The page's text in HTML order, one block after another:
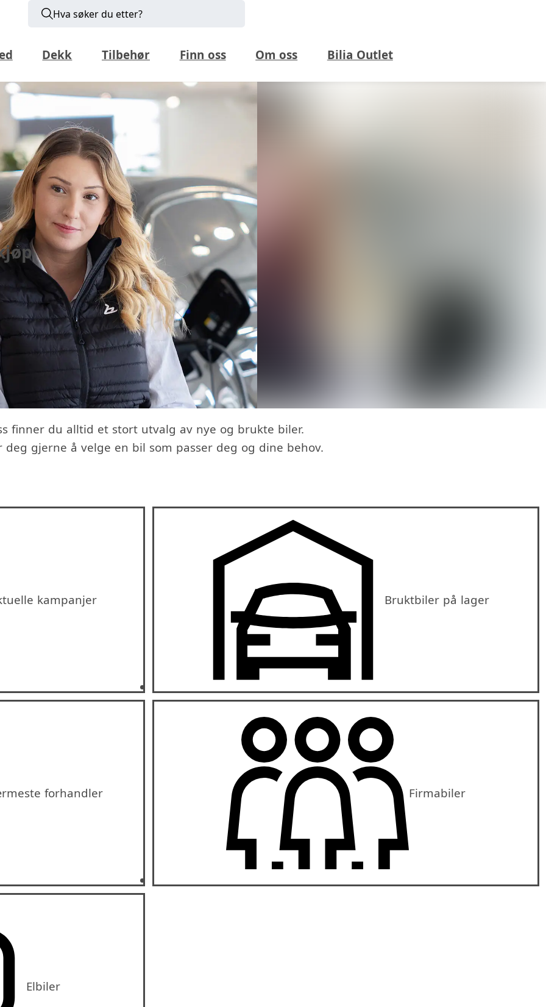
Hva søker du etter?
Dekk Tilbehør Finn oss Om oss Bilia Outlet
finner du alltid et stort utvalg av nye og brukte biler.
deg gjerne å velge en bil som passer deg og dine behov.
kampanjer Bruktbiler på lager
forhandler Firmabiler
Elbiler